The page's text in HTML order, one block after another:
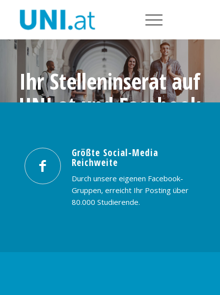
Ihr Stelleninserat auf
UNI.at und Facebook
PREISE & BUCHUNG KONTAKT
Größte Social-Media
Reichweite
Durch unsere eigenen Facebook-
Gruppen, erreicht Ihr Posting über
80.000 Studierende.